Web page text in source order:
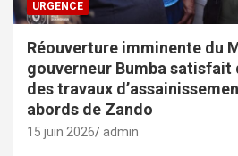
URGENCE
Réouverture imminente du
gouverneur Bumba satisfait
des travaux
abords de Zando
15 juin 2026 admin